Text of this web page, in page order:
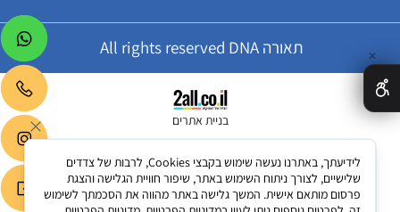
תאורה All rights reserved DNA
בניית אתרים
✕
לידיעתך, באתרנו נעשה שימוש בקבצי Cookies, לרבות של צדדים
שלישיים, לצורך ניתוח השימוש באתר, שיפור חוויית הגלישה והצגת
פרסום מותאם אישית. המשך גלישה באתר מהווה את הסכמתך לשימוש